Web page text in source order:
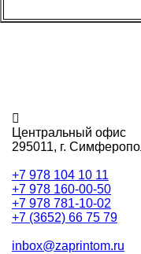
Центральный офис
295011, г.
+7 978 104 10 11
+7 978 160-00-50
+7 978 781-10-02
+7 (3652) 66 75 79
inbox@zaprintom.ru